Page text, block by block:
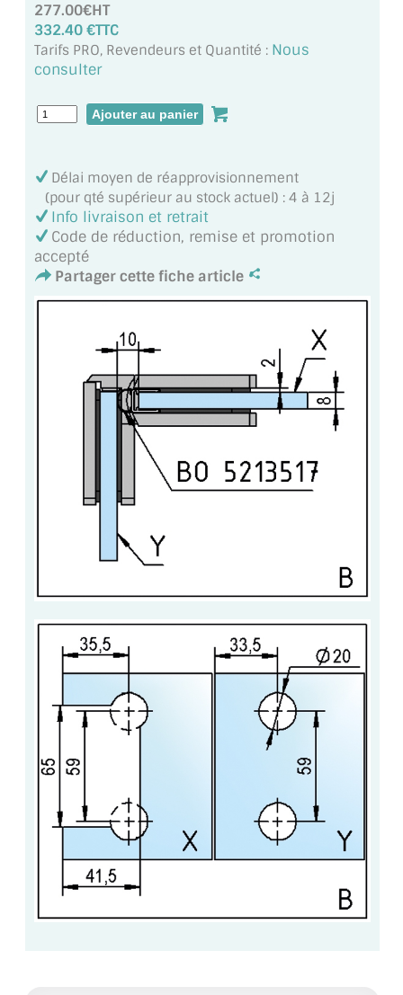
VERRE ANTI-REFLET
VERRE LAQUÉ/CRÉDENCE
VERRE FEUILLETÉ/TREMPÉ
PORTE EN VERRE
GARDE CORPS EN VERRE
VERRIÈRE TYPE ATELIER
VERRES TEXTURÉS
PLEXIGLAS PMMA
DOUBLE VITRAGE
ACCESSOIRES & QUINCAILLERIE
CATALOGUE DE PROFILS ET FIXATION DU
LES PROFILS PAROI DE VERRE
VITRINE EN VERRE
CONNECTEURS ET ASSEMBLAGE DE VERRES
PLATS ET CORNIÈRES
LES CHARNIÈRES DE PORTE EN VERRE
BOUTONS ET POIGNÉES
BARRES DE STABILISATION
JOINTS D'ÉTANCHÉITÉS
FIXATION GARDES CORPS
SYSTÈMES PIVOTANTS
277.00€HT
332.40 €TTC
Tarifs PRO, Revendeurs et Quantité : Nous
consulter
Délai moyen de réapprovisionnement
(pour qté supérieur au stock actuel) : 4 à 12j
Info livraison et retrait
Code de réduction, remise et promotion
accepté
Partager cette fiche article